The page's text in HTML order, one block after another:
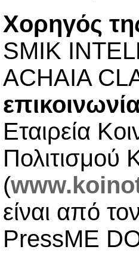
Χορηγός
SMIK
ΑCHAIA C
Εταιρεία
(
είναι από
PressME